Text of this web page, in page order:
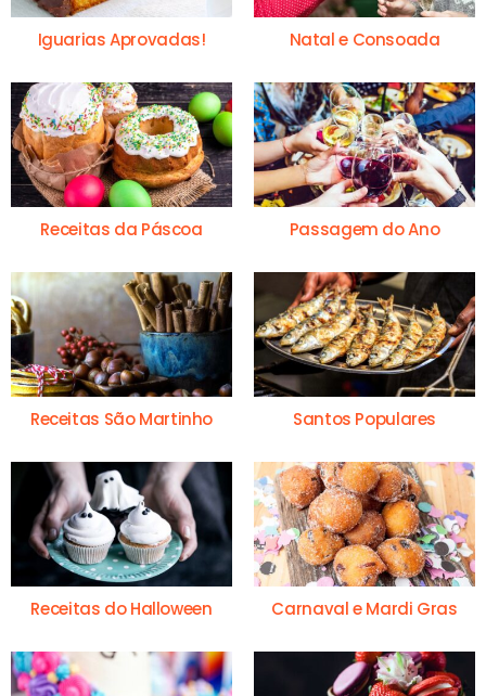
Iguarias Aprovadas! Natal e Consoada
Receitas da Páscoa Passagem do Ano
Receitas São Martinho Santos Populares
Receitas do Halloween Carnaval e Mardi Gras